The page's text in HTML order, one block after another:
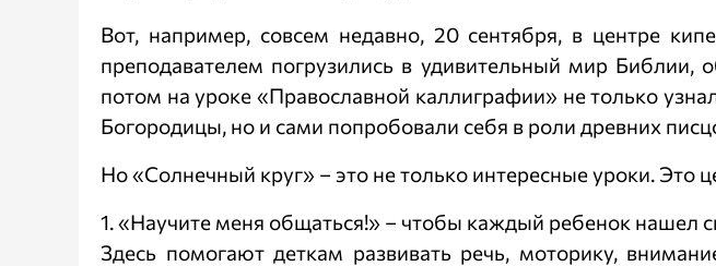
Вот, например, совсем недавно, 20 сентября, в центре
преподавателем погрузились в удивительный мир
потом на уроке «Православной каллиграфии» не только
Богородицы, но и сами попробовали себя в роли древних
Но «Солнечный круг» – это не только интересные уроки. Это
1. «Научите меня общаться!» – чтобы каждый ребенок нашел
Здесь помогают деткам развивать речь, моторику,